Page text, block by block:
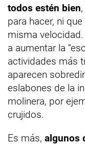
todos estén bien
para hacer, ni
misma
a aumentar la
actividades más
aparecen
eslabones de la
molinera, por
crujidos.
Es más, algunos